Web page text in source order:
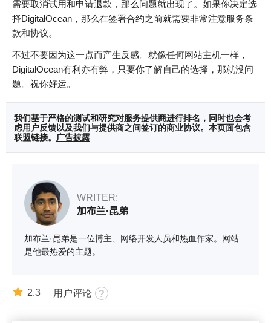
需要取消试用和申请退款，那么问题就出现了。如果你决定选
择DigitalOcean，那么在签署合约之前就需要非常注意服务条
款和协议。
不过不要因为这一点而产生反感。就像任何网站主机一样，
DigitalOcean有利亦有弊，只要你了解自己的选择，那就没问
题。祝你好运。
我们基于严格的测试和研究对服务提供商进行排名，同时也会考
虑用户反馈以及我们与提供商之间签订的商业协议。本页面包含
联盟链接。 广告披露
WRITER:
加布兰·昆弟
加布兰·昆弟是一位博主、网络开发人员和热血作家。网站
是他最热爱的主题。
2.3 用户评论